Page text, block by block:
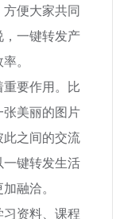
便大家共同
一键转发产
。
要作用。比
美丽的图片
之间的交流
键转发生活
融洽。
资料、课程